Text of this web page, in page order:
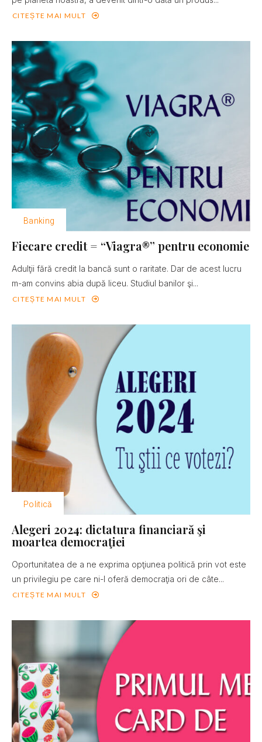
CITEȘTE MAI MULT
Banking
Fiecare credit = “Viagra®” pentru economie
Adulţii fără credit la bancă sunt o raritate. Dar de acest lucru
m-am convins abia după liceu. Studiul banilor şi...
CITEȘTE MAI MULT
Politică
Alegeri 2024: dictatura financiară şi
moartea democraţiei
Oportunitatea de a ne exprima opţiunea politică prin vot este
un privilegiu pe care ni-l oferă democraţia ori de câte...
CITEȘTE MAI MULT